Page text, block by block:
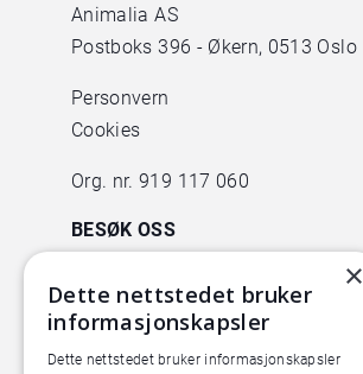
Animalia AS
Postboks 396 - Økern, 0513 Oslo
Personvern
Cookies
Org. nr. 919 117 060
BESØK OSS
Lørenveien 38
×
Dette nettstedet bruker
informasjonskapsler
Dette nettstedet bruker informasjonskapsler